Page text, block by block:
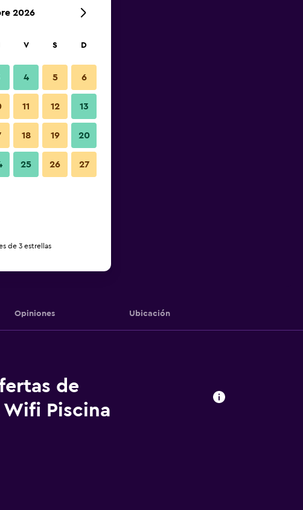
Opiniones Ubicación
de
Piscina
2026
V S D
4 5 6
11 12 13
18 19 20
25 26 27
de 3 estrellas